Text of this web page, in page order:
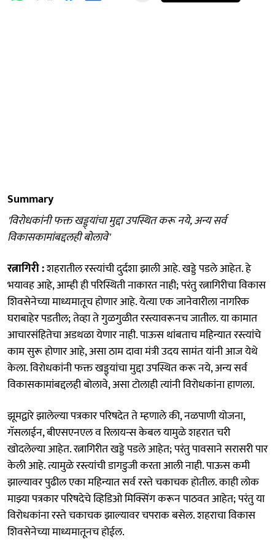
Summary
'विरोधकांनी फक्त खड्ड्यांचा मुद्दा उपस्थित करू नये, अन्य सर्व
विकासकामांबद्दलही बोलावे'
रत्नागिरी :शहरातील रस्त्यांची दुर्दशा झाली आहे. खड्डे पडले आहेत. हे
भयावह आहे, आम्ही ही परिस्थिती नाकारत नाही; परंतु रत्नागिरीचा विकास
शिवसेनेच्या माध्यमातूच होणार आहे. येत्या एक जानेवारीला नागरिक
घराबाहेर पडतील; तेव्हा ते गुळगुळीत रस्त्यावरूनच जातील. या कामात
आचारसंहितेचा अडथळा येणार नाही. पाऊस थांबताच महिन्यात रस्त्यांचे
काम सुरू होणार आहे, असा ठाम दावा मंत्री उदय सामंत यांनी आज येथे
केला. विरोधकांनी फक्त खड्ड्यांचा मुद्दा उपस्थित करू नये, अन्य सर्व
विकासकामांबद्दलही बोलावे, असा टोलाही त्यांनी विरोधकांना हाणला.
झूमद्वारे झालेल्या पत्रकार परिषदेत ते म्हणाले की, नळपाणी योजना,
गॅसलाईन, बीएसएनएल व रिलायन्स केबल यामुळे शहरात चरी
खोदलेल्या आहेत. रत्नागिरीत खड्डे पडले आहेत; परंतु पावसाने सरासरी पार
केली आहे. त्यामुळे रस्त्यांची डागडुजी करता आली नाही. पाऊस कमी
झाल्यावर पुढील एका महिन्यात सर्व रस्ते चकाचक होतील. काही लोक
माझ्या पत्रकार परिषदेचे व्हिडिओ मिक्सिंग करून पाठवत आहेत; परंतु या
विरोधकांना रस्ते चकाचक झाल्यावर चपराक बसेल. शहराचा विकास
शिवसेनेच्या माध्यमातूनच होईल.